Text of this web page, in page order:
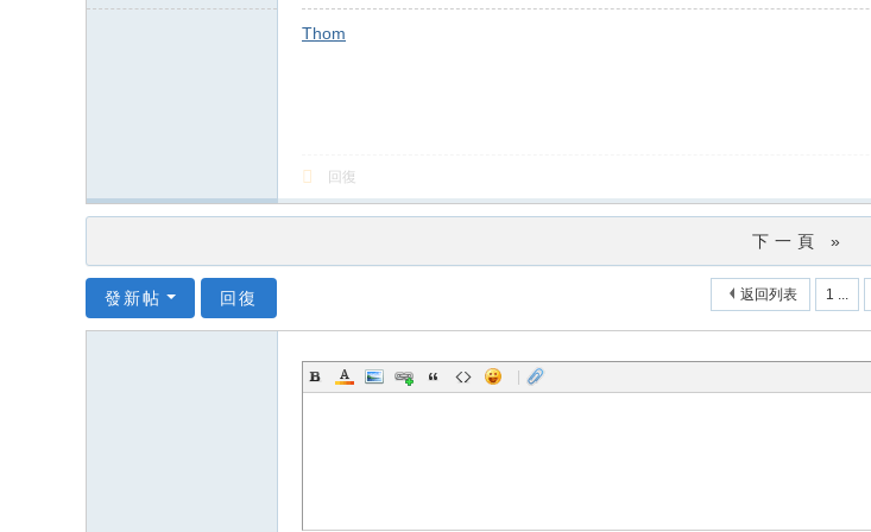
Thom
回復
下一頁 »
1 ...
返回列表
發新帖 回復